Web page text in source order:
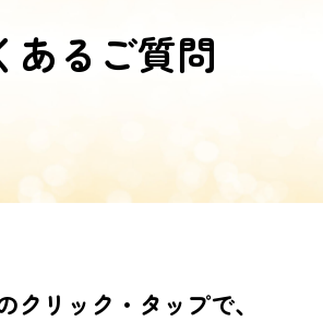
LINEで査定
あるご質問
クリック・タップで、